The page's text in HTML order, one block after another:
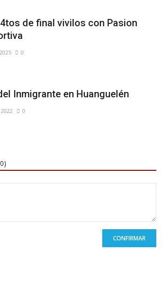
de final vivilos con Pasion
0
Inmigrante en Huanguelén
0
0)
CONFIRMAR